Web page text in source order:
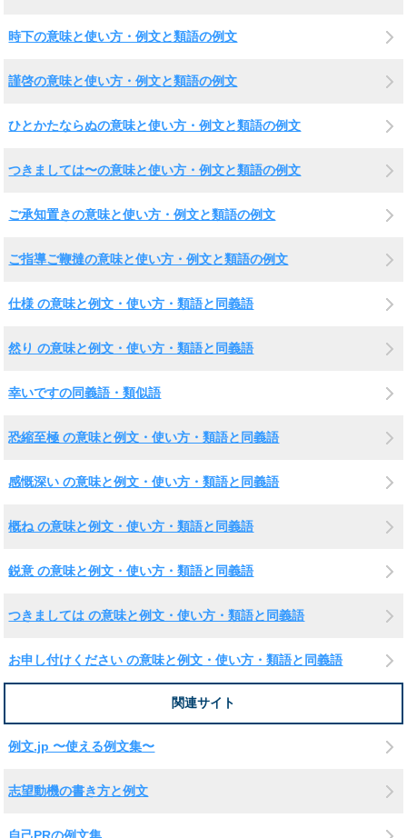
時下の意味と使い方・例文と類語の例文
謹啓の意味と使い方・例文と類語の例文
ひとかたならぬの意味と使い方・例文と類語の例文
つきましては〜の意味と使い方・例文と類語の例文
ご承知置きの意味と使い方・例文と類語の例文
ご指導ご鞭撻の意味と使い方・例文と類語の例文
仕様 の意味と例文・使い方・類語と同義語
然り の意味と例文・使い方・類語と同義語
幸いですの同義語・類似語
恐縮至極 の意味と例文・使い方・類語と同義語
感慨深い の意味と例文・使い方・類語と同義語
概ね の意味と例文・使い方・類語と同義語
鋭意 の意味と例文・使い方・類語と同義語
つきましては の意味と例文・使い方・類語と同義語
お申し付けください の意味と例文・使い方・類語と同義語
関連サイト
例文.jp 〜使える例文集〜
志望動機の書き方と例文
自己PRの例文集